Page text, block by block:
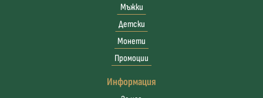
Мъжки
Детски
Монети
Промоции
Информация